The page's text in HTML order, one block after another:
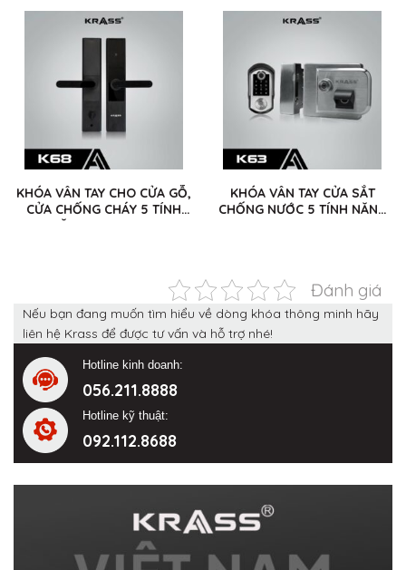
KHÓA VÂN TAY CHO CỬA GỖ,
CỬA CHỐNG CHÁY 5 TÍNH
NĂNG KRASS K68
KHÓA VÂN TAY CỬA SẮT
CHỐNG NƯỚC 5 TÍNH NĂNG
Đánh giá
Nếu bạn đang muốn tìm hiểu về dòng khóa thông minh hãy
liên hệ Krass để được tư vấn và hỗ trợ nhé!
Hotline kinh doanh:
056.211.8888
Hotline kỹ thuật:
092.112.8688